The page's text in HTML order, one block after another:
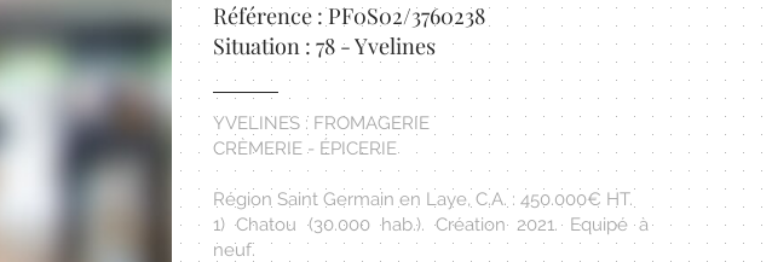
Référence : PF0S02/3760238
Situation : 78 - Yvelines
YVELINES : FROMAGERIE
CRÈMERIE - ÉPICERIE
Région Saint Germain en Laye, C.A. : 450.000€ HT.
1) Chatou (30.000 hab.). Création 2021. Equipé à
neuf.